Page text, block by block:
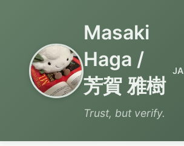
Masaki
Haga /
芳賀 雅樹
Trust, but verify.
JA